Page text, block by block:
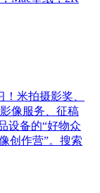
米拍摄影奖、
像服务、征稿
设备的“好物众
创作营”。搜索